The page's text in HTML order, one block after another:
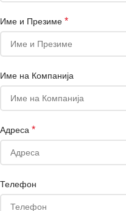
Име и Презиме *
Име на Компанија
Адреса *
Телефон